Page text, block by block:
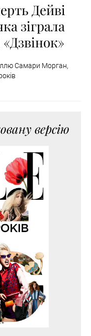
Дейві
зіграла
Самари Морган,
версію